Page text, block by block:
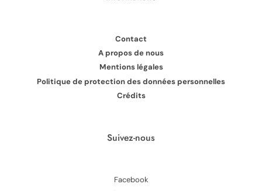
Contact
A propos de nous
Mentions légales
Politique de protection des données personnelles
Crédits
Suivez-nous
Facebook